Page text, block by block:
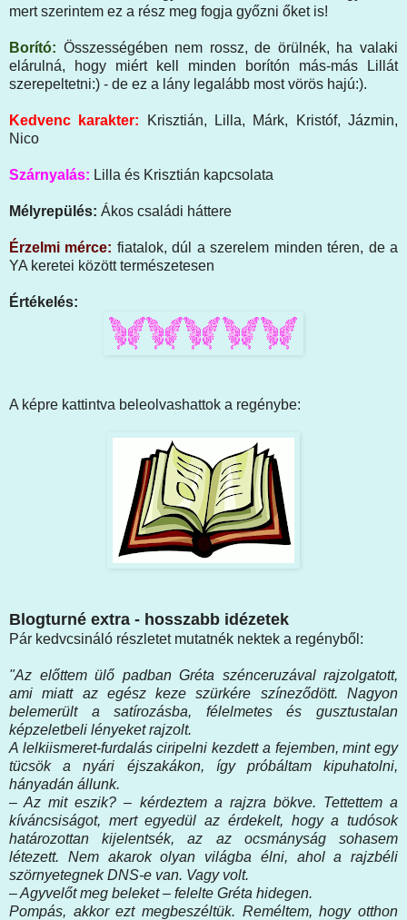
mert szerintem ez a rész meg fogja győzni őket is!
Borító: Összességében nem rossz, de örülnék, ha valaki
elárulná, hogy miért kell minden borítón más-más Lillát
szerepeltetni:) - de ez a lány legalább most vörös hajú:).
Kedvenc karakter:
Krisztián, Lilla, Márk, Kristóf, Jázmin,
Nico
Szárnyalás: Lilla és Krisztián kapcsolata
Mélyrepülés: Ákos családi háttere
Érzelmi mérce: fiatalok, dúl a szerelem minden téren, de a
YA keretei között természetesen
Értékelés:
A képre kattintva beleolvashattok a regénybe:
Blogturné extra - hosszabb idézetek
Pár kedvcsináló részletet mutatnék nektek a regényből:
"Az előttem ülő padban Gréta szénceruzával rajzolgatott,
ami miatt az egész keze szürkére színeződött. Nagyon
belemerült a satírozásba, félelmetes és gusztustalan
képzeletbeli lényeket rajzolt.
A lelkiismeret-furdalás ciripelni kezdett a fejemben, mint egy
tücsök a nyári éjszakákon, így próbáltam kipuhatolni,
hányadán állunk.
– Az mit eszik? – kérdeztem a rajzra bökve. Tettettem a
kíváncsiságot, mert egyedül az érdekelt, hogy a tudósok
határozottan kijelentsék, az az ocsmányság sohasem
létezett. Nem akarok olyan világba élni, ahol a rajzbéli
szörnyetegnek DNS-e van. Vagy volt.
– Agyvelőt meg beleket – felelte Gréta hidegen.
Pompás, akkor ezt megbeszéltük. Reméltem, hogy otthon